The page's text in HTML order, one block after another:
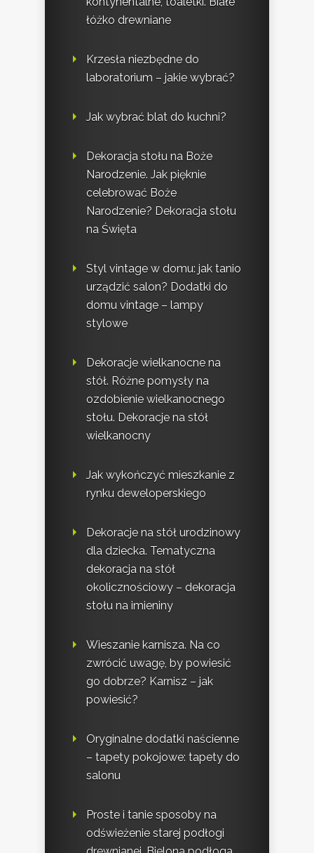
łóżko drewniane
Krzesła niezbędne do
laboratorium – jakie wybrać?
Jak wybrać blat do kuchni?
Dekoracja stołu na Boże
Narodzenie. Jak pięknie
celebrować Boże
Narodzenie? Dekoracja stołu
na Święta
Styl vintage w domu: jak tanio
urządzić salon? Dodatki do
domu vintage – lampy
stylowe
Dekoracje wielkanocne na
stół. Różne pomysły na
ozdobienie wielkanocnego
stołu. Dekoracje na stół
wielkanocny
Jak wykończyć mieszkanie z
rynku deweloperskiego
Dekoracje na stół urodzinowy
dla dziecka. Tematyczna
dekoracja na stół
okolicznościowy – dekoracja
stołu na imieniny
Wieszanie karnisza. Na co
zwrócić uwagę, by powiesić
go dobrze? Karnisz – jak
powiesić?
Oryginalne dodatki naścienne
– tapety pokojowe: tapety do
salonu
Proste i tanie sposoby na
odświeżenie starej podłogi